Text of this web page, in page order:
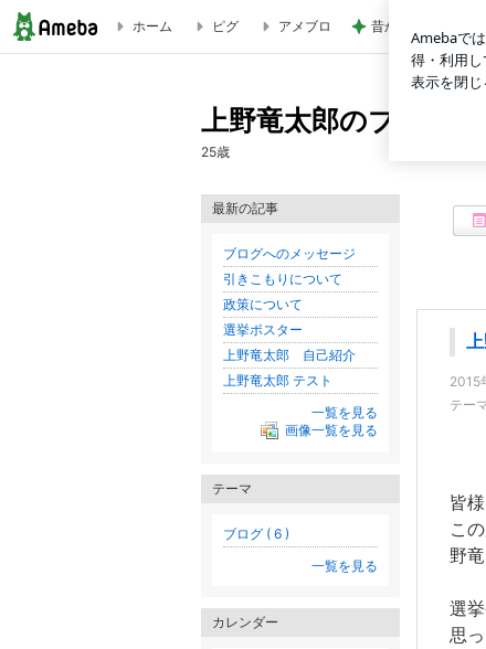
ホーム ピグ アメブロ 昔から大好きな喫
上野竜太郎のブログ
25歳
2015
テー
皆
こ
野
選
思っ
最新の記事
ブログへのメッセージ
引きこもりについて
政策について
選挙ポスター
上野竜太郎 自己紹介
上野竜太郎 テスト
一覧を見る
画像一覧を見る
テーマ
ブログ ( 6 )
一覧を見る
カレンダー